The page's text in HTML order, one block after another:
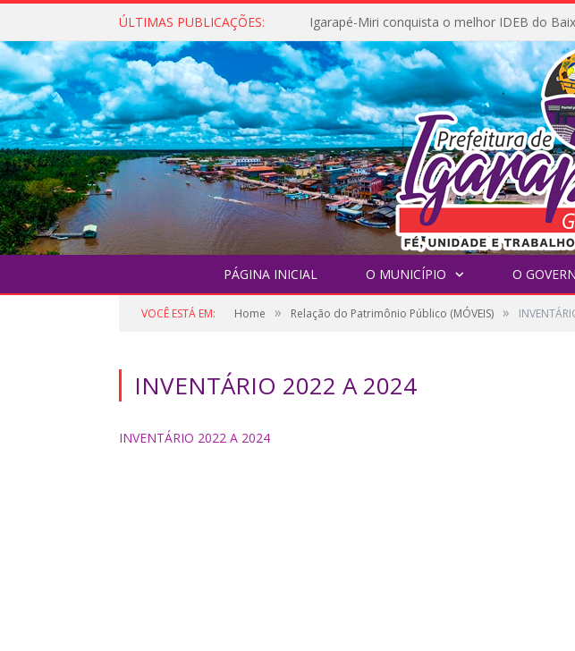
ÚLTIMAS PUBLICAÇÕES:
PÁGINA INICIAL O MUNICÍPIO O
VOCÊ ESTÁ EM: Home » Relação do Patrimônio Público (MÓVEIS) »
INVENTÁRIO 2022 A 2024
INVENTÁRIO 2022 A 2024